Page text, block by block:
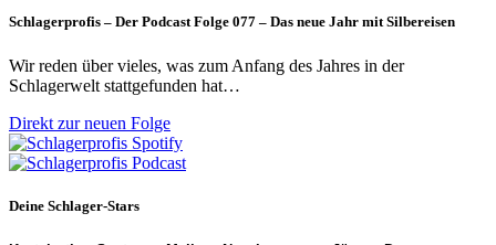
Schlagerprofis – Der Podcast Folge 077 – Das neue Jahr mit Silbereisen
Wir reden über vieles, was zum Anfang des Jahres in der
Schlagerwelt stattgefunden hat…
Direkt zur neuen Folge
Deine Schlager-Stars